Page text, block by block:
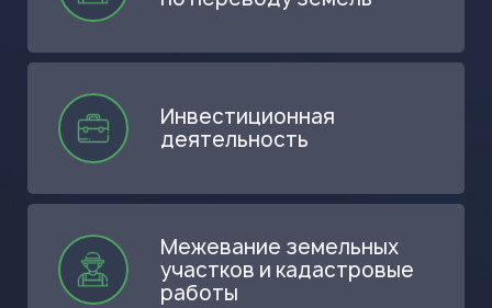
Инвестиционная
деятельность
Межевание земельных
участков и кадастровые
работы